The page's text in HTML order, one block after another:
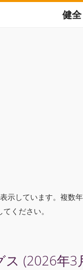
健
示しています。複
てください。
(2026年3